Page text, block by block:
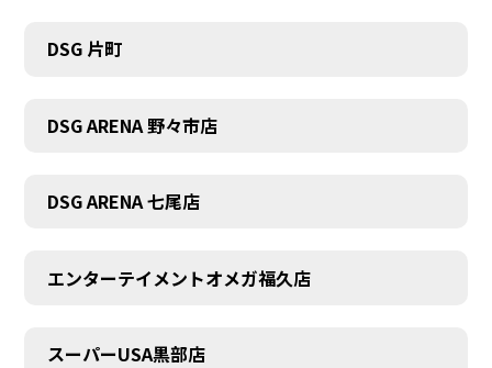
DSG 片町
DSG ARENA 野々市店
DSG ARENA 七尾店
エンターテイメントオメガ福久店
スーパーUSA黒部店